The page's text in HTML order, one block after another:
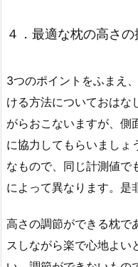
４．最適な枕の高さ
3つのポイントをふまえ
ける方法についておはな
がらおこないますが、側
に協力してもらいましょ
なもので、同じ計測値で
によって異なります。是
高さの調節ができる枕で
スしながら楽で心地よい